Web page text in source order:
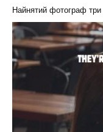
Найнятий фотограф три